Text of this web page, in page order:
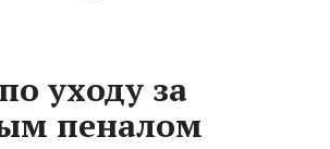
уходу за
пеналом